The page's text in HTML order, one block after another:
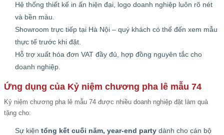
Hệ thống thiết kế in ấn hiện đại, logo doanh nghiệp luôn rõ nét
và bền màu.
Showroom trực tiếp tại Hà Nội – quý khách có thể đến xem mẫu
thực tế trước khi đặt.
Hỗ trợ xuất hóa đơn VAT đầy đủ, hợp đồng nguyên tắc cho
doanh nghiệp.
Ứng dụng của Kỷ niệm chương pha lê mẫu 74
Kỷ niệm chương pha lê mẫu 74 được nhiều doanh nghiệp đặt làm quà
tặng cho:
Sự kiện tổng kết cuối năm, year-end party dành cho cán bộ